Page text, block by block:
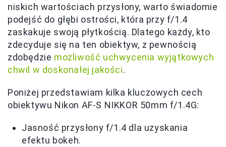
niskich wartościach przysłony, warto świadomie
podejść do głębi ostrości, która przy f/1.4
zaskakuje swoją płytkością. Dlatego każdy, kto
zdecyduje się na ten obiektyw, z pewnością
zdobędzie możliwość uchwycenia wyjątkowych
chwil w doskonałej jakości.
Poniżej przedstawiam kilka kluczowych cech
obiektywu Nikon AF-S NIKKOR 50mm f/1.4G:
Jasność przysłony f/1.4 dla uzyskania
efektu bokeh.